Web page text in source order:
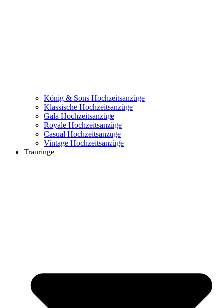
König & Sons Hochzeitsanzüge
Klassische Hochzeitsanzüge
Gala Hochzeitsanzüge
Royale Hochzeitsanzüge
Casual Hochzeitsanzüge
Vintage Hochzeitsanzüge
Trauringe